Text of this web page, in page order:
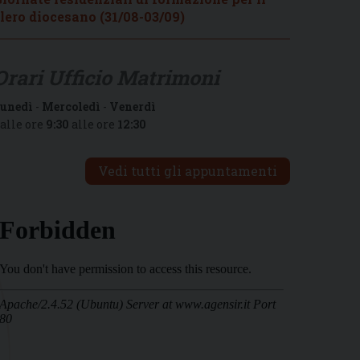
diocesano (31/08-03/09)
- Mercoledì - Venerdì
ore 9:30 alle ore 12:30
Vedi tutti gli appuntamenti